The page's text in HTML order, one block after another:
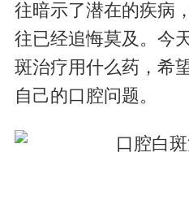
往暗示了潜在的疾病
往已经追悔莫及。今
斑治疗用什么药，希
自己的口腔问题。